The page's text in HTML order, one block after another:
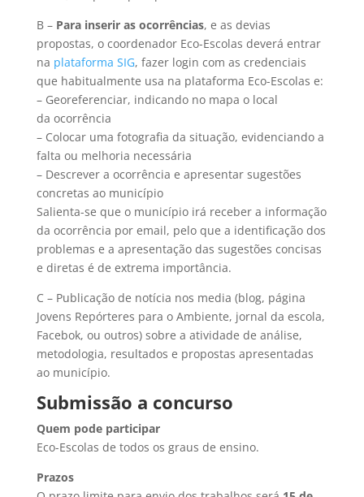
B –Para inserir as ocorrências, e as devias
propostas, o coordenador Eco-Escolas deverá entrar
na plataforma SIG, fazer login com as credenciais
que habitualmente usa na plataforma Eco-Escolas e:
– Georeferenciar, indicando no mapa o local
da ocorrência
– Colocar uma fotografia da situação, evidenciando a
falta ou melhoria necessária
– Descrever a ocorrência e apresentar sugestões
concretas ao município
Salienta-se que o município irá receber a informação
da ocorrência por email, pelo que a identificação dos
problemas e a apresentação das sugestões concisas
e diretas é de extrema importância.
C – Publicação de notícia nos media (blog, página
Jovens Repórteres para o Ambiente, jornal da escola,
Facebok, ou outros) sobre a atividade de análise,
metodologia, resultados e propostas apresentadas
ao município.
Submissão a concurso
Quem pode participar
Eco-Escolas de todos os graus de ensino.
Prazos